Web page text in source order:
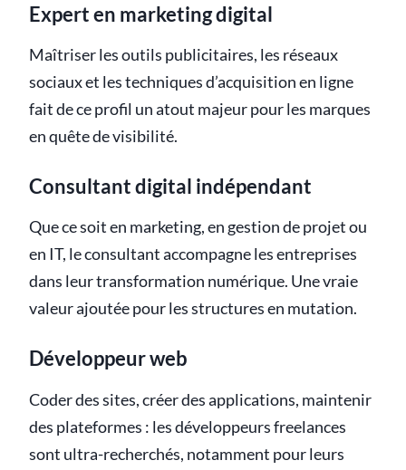
Expert en marketing digital
Maîtriser les outils publicitaires, les réseaux
sociaux et les techniques d’acquisition en ligne
fait de ce profil un atout majeur pour les marques
en quête de visibilité.
Consultant digital indépendant
Que ce soit en marketing, en gestion de projet ou
en IT, le consultant accompagne les entreprises
dans leur transformation numérique. Une vraie
valeur ajoutée pour les structures en mutation.
Développeur web
Coder des sites, créer des applications, maintenir
des plateformes : les développeurs freelances
sont ultra-recherchés, notamment pour leurs